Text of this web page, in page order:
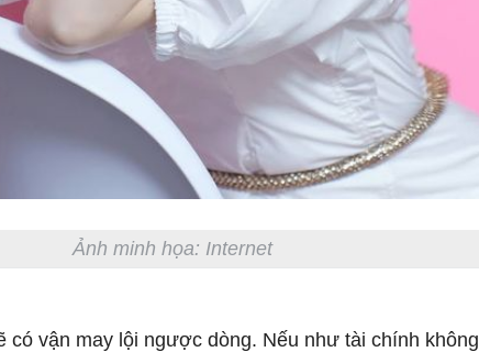
Ảnh minh họa: Internet
có vận may lội ngược dòng. Nếu như tài chính không